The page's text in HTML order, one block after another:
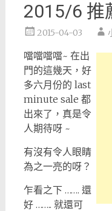
2015/6 推
2015-04-03
噹噹噹噹~ 在出
門的這幾天，好
多六月份的 last
minute sale 都
出來了，真是令
人期待呀 ~
有沒有令人眼睛
為之一亮的呀？
乍看之下 ……. 還
好 …….. 就還可